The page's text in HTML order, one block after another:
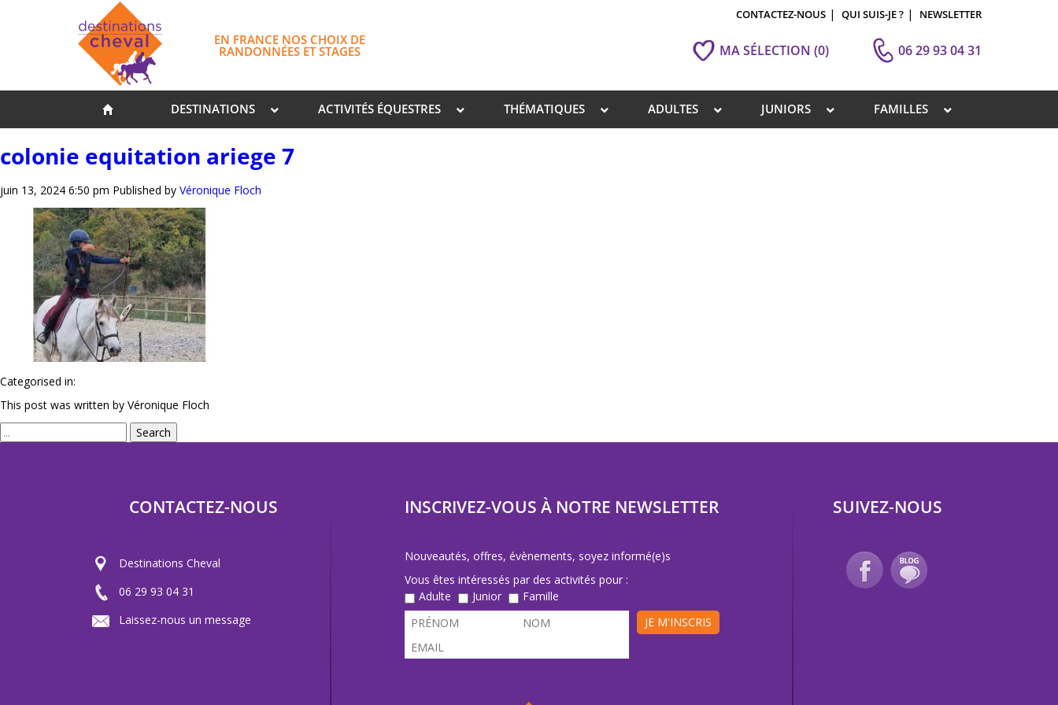
EN FRANCE NOS CHOIX DE
RANDONNÉES ET STAGES MA SÉLECTION (0) 06 29 93 04 31
CONTACTEZ-NOUS QUI SUIS-JE ? NEWSLETTER
DESTINATIONS ACTIVITÉS ÉQUESTRES THÉMATIQUES ADULTES JUNIORS FAMILLES
colonie equitation ariege 7
juin 13, 2024 6:50 pm Published by Véronique Floch
Categorised in:
This post was written by Véronique Floch
Search
CONTACTEZ-NOUS
Destinations Cheval
06 29 93 04 31
Laissez-nous un message
INSCRIVEZ-VOUS À NOTRE NEWSLETTER
Nouveautés, offres, évènements, soyez informé(e)s
Vous êtes intéressés par des activités pour :
Adulte
Junior
Famille
JE M'INSCRIS
SUIVEZ-NOUS